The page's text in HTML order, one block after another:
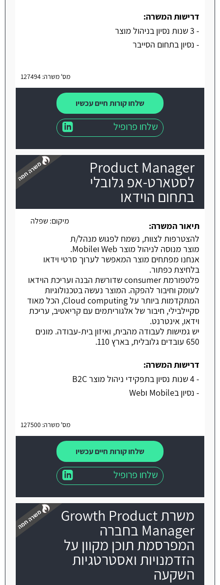
דרישות המשרה:
- 3 שנות נסיון בניהול מוצר
- נסיון בתחום הסייבר
מס' משרה: 127494
שלחו קורות חיים עכשיו
שלחו פרופיל
Product Manager
לסטארט-אפ גלובלי
בתחום הוידאו
משרה חמה
מיקום:שפלה
תיאור המשרה:
להצטרפות לצוות, נשמח לפגוש מנהל/ת
מוצר מנוסה לניהול מוצר Web וMobile.
אנחנו מפתחים מוצר המאפשר לערוך סרטי וידאו
בלחיצת כפתור.
פלטפורמת consumer שדורשת הבנה ועריכת הוידאו
לעומק וחיבור להפקה. המוצר נעשה בטכנולוגיות
המתקדמות ביותר על Cloud computing, הכל מאוד
סקיילבילי, חיבור של אלגוריתמים עם קריאטיב, עריכת
וידאו, אינטרנט.
יש גמישות לעבודה מהבית, ואיזון בית-עבודה. מונים
650 עובדים גלובלית, בארץ 110.
דרישות המשרה:
- 4 שנות נסיון בתפקידי ניהול מוצר B2C
- נסיון בMobile וWeb
מס' משרה: 127500
שלחו קורות חיים עכשיו
שלחו פרופיל
משרת Growth Product
Manager בחברה
המפרסמת תוכן מקוון על
הזדמנויות ואסטרטגיות
השקעה